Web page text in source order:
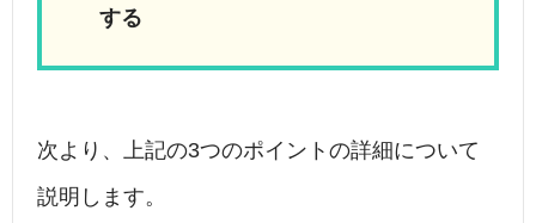
する
次より、上記の3つのポイントの詳細について
説明します。